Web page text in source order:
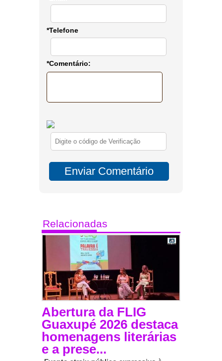
*Telefone
*Comentário:
Relacionadas
Abertura da FLIG
Guaxupé 2026 destaca
homenagens literárias
e a prese...